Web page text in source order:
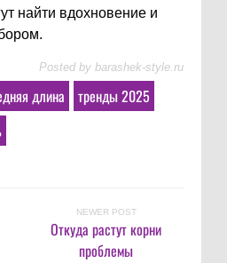
найти вдохновение и
Posted by barashek-style.ru
длина
тренды 2025
NEWER POST
Откуда растут корни
проблемы